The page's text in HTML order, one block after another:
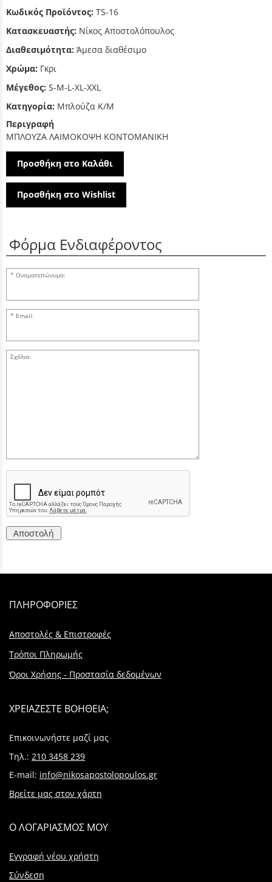
Κωδικός Προϊόντος: TS-16
Κατασκευαστής: Νίκος Αποστολόπουλος
Διαθεσιμότητα: Άμεσα διαθέσιμο
Χρώμα: Γκρι
Μέγεθος: S-M-L-XL-XXL
Κατηγορία: Μπλούζα Κ/Μ
Περιγραφή
ΜΠΛΟΥΖΑ ΛΑΙΜΟΚΟΨΗ ΚΟΝΤΟΜΑΝΙΚΗ
Προσθήκη στο Καλάθι
Προσθήκη στο Wishlist
Φόρμα Ενδιαφέροντος
Ονοματεπώνυμο:
Email:
Σχόλια:
Αποστολή
ΠΛΗΡΟΦΟΡΙΕΣ
Αποστολές & Επιστροφές
Τρόποι Πληρωμής
Όροι Χρήσης - Προστασία δεδομένων
ΧΡΕΙΑΖΕΣΤΕ ΒΟΗΘΕΙΑ;
Επικοινωνήστε μαζί μας
Τηλ.: 210 3458 239
E-mail: info@nikosapostolopoulos.gr
Βρείτε μας στον χάρτη
Ο ΛΟΓΑΡΙΑΣΜΟΣ ΜΟΥ
Εγγραφή νέου χρήστη
Σύνδεση